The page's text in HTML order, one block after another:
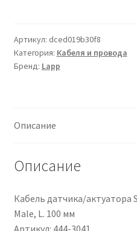
in
Poliammide,
filetto
6mm
13mm
max
Артикул: dced019b30f8
Категория: Кабеля и провода
Бренд: Lapp
Описание
Описание
Кабель датчика/актуатора
Male, L. 100 мм